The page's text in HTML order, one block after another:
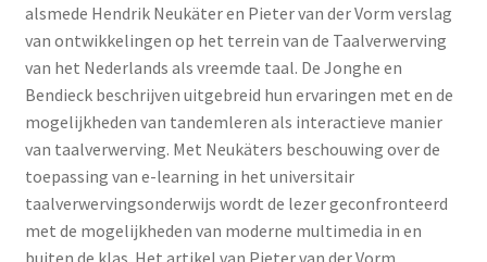
alsmede Hendrik Neukäter en Pieter van der Vorm verslag
van ontwikkelingen op het terrein van de Taalverwerving
van het Nederlands als vreemde taal. De Jonghe en
Bendieck beschrijven uitgebreid hun ervaringen met en de
mogelijkheden van tandemleren als interactieve manier
van taalverwerving. Met Neukäters beschouwing over de
toepassing van e-learning in het universitair
taalverwervingsonderwijs wordt de lezer geconfronteerd
met de mogelijkheden van moderne multimedia in en
buiten de klas. Het artikel van Pieter van der Vorm